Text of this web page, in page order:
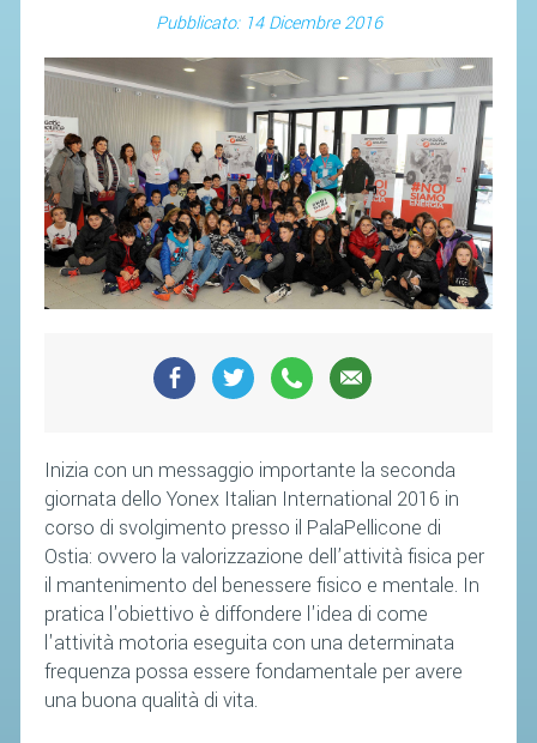
Pubblicato: 14 Dicembre 2016
Inizia con un messaggio importante la seconda
giornata dello Yonex Italian International 2016 in
corso di svolgimento presso il PalaPellicone di
Ostia: ovvero la valorizzazione dell’attività fisica per
il mantenimento del benessere fisico e mentale. In
pratica l'obiettivo è diffondere l'idea di come
l'attività motoria eseguita con una determinata
frequenza possa essere fondamentale per avere
una buona qualità di vita.